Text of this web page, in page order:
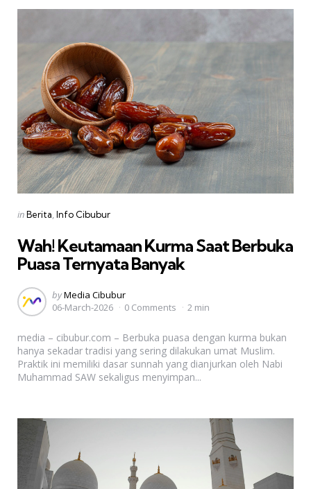
Categories
Posted
inBerita Info Cibubur
Wah! Keutamaan Kurma Saat Berbuka
Puasa Ternyata Banyak
Posted
by
byMedia Cibubur
06-March-2026
0 Comments 2 min
media – cibubur.com – Berbuka puasa dengan kurma bukan
hanya sekadar tradisi yang sering dilakukan umat Muslim.
Praktik ini memiliki dasar sunnah yang dianjurkan oleh Nabi
Muhammad SAW sekaligus menyimpan...